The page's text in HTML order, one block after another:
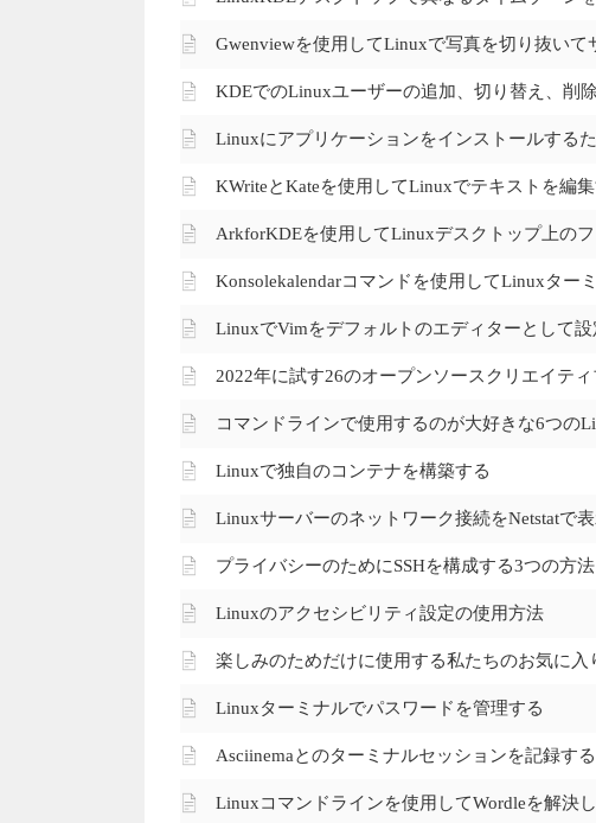
Gwenviewを使用してLinuxで写真を切り抜いて
KDEでのLinuxユーザーの追加、切り替え、削
Linuxにアプリケーションをインストールする
KWriteとKateを使用してLinuxでテキストを編
ArkforKDEを使用してLinuxデスクトップ上の
Konsolekalendarコマンドを使用してLinuxター
LinuxでVimをデフォルトのエディターとして
2022年に試す26のオープンソースクリエイティ
コマンドラインで使用するのが大好きな6つの
Linuxで独自のコンテナを構築する
Linuxサーバーのネットワーク接続をnetstatで
プライバシーのためにSSHを構成する3つの方法
Linuxのアクセシビリティ設定の使用方法
楽しみのためだけに使用する私たちのお気に入
Linuxターミナルでパスワードを管理する
Asciinemaとのターミナルセッションを記録する
Linuxコマンドラインを使用してWordleを解決